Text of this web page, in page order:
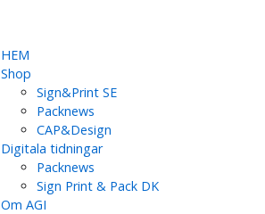
HEM
Shop
Sign&Print SE
Packnews
CAP&Design
Digitala tidningar
Packnews
Sign Print & Pack DK
Om AGI